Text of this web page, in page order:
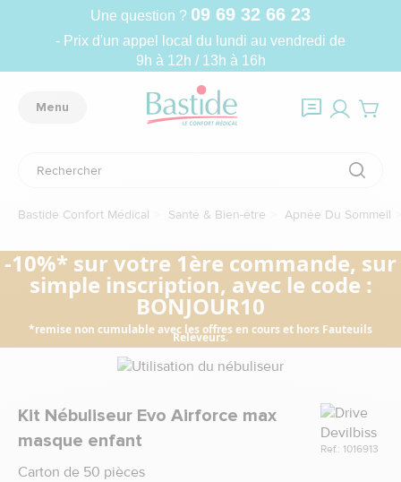
Une question ? 09 69 32 66 23
- Prix d'un appel local du lundi au vendredi de
9h à 12h / 13h à 16h
Menu
Bastide Confort Médical Santé & Bien-être Apnée Du Sommeil
-10%* sur votre 1ère commande, sur
simple inscription, avec le code :
BONJOUR10
*remise non cumulable avec les offres en cours et hors Fauteuils
Releveurs.
Kit Nébuliseur Evo Airforce max
masque enfant
Carton de 50 pièces
Marque
Ref.: 1016913